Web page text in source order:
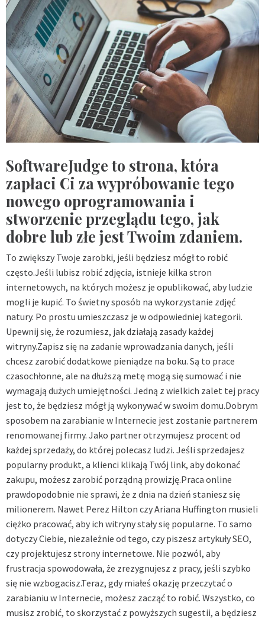
SoftwareJudge to strona, która
zapłaci Ci za wypróbowanie tego
nowego oprogramowania i
stworzenie przeglądu tego, jak
dobre lub złe jest Twoim zdaniem.
To zwiększy Twoje zarobki, jeśli będziesz mógł to robić
często.Jeśli lubisz robić zdjęcia, istnieje kilka stron
internetowych, na których możesz je opublikować, aby ludzie
mogli je kupić. To świetny sposób na wykorzystanie zdjęć
natury. Po prostu umieszczasz je w odpowiedniej kategorii.
Upewnij się, że rozumiesz, jak działają zasady każdej
witryny.Zapisz się na zadanie wprowadzania danych, jeśli
chcesz zarobić dodatkowe pieniądze na boku. Są to prace
czasochłonne, ale na dłuższą metę mogą się sumować i nie
wymagają dużych umiejętności. Jedną z wielkich zalet tej pracy
jest to, że będziesz mógł ją wykonywać w swoim domu.Dobrym
sposobem na zarabianie w Internecie jest zostanie partnerem
renomowanej firmy. Jako partner otrzymujesz procent od
każdej sprzedaży, do której polecasz ludzi. Jeśli sprzedajesz
popularny produkt, a klienci klikają Twój link, aby dokonać
zakupu, możesz zarobić porządną prowizję.Praca online
prawdopodobnie nie sprawi, że z dnia na dzień staniesz się
milionerem. Nawet Perez Hilton czy Ariana Huffington musieli
ciężko pracować, aby ich witryny stały się popularne. To samo
dotyczy Ciebie, niezależnie od tego, czy piszesz artykuły SEO,
czy projektujesz strony internetowe. Nie pozwól, aby
frustracja spowodowała, że ​​zrezygnujesz z pracy, jeśli szybko
się nie wzbogacisz.Teraz, gdy miałeś okazję przeczytać o
zarabianiu w Internecie, możesz zacząć to robić. Wszystko, co
musisz zrobić, to skorzystać z powyższych sugestii, a będziesz